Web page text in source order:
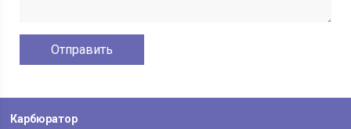
Карбюратор